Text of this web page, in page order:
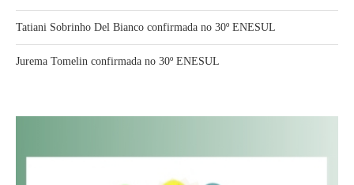
Tatiani Sobrinho Del Bianco confirmada no 30º ENESUL
Jurema Tomelin confirmada no 30º ENESUL